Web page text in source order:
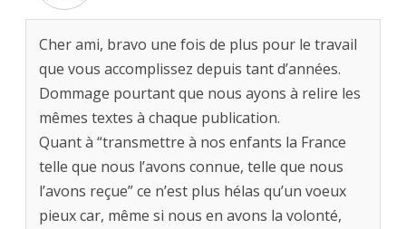
Cher ami, bravo une fois de plus pour le travail
que vous accomplissez depuis tant d’années.
Dommage pourtant que nous ayons à relire les
mêmes textes à chaque publication.
Quant à “transmettre à nos enfants la France
telle que nous l’avons connue, telle que nous
l’avons reçue” ce n’est plus hélas qu’un voeux
pieux car, même si nous en avons la volonté,